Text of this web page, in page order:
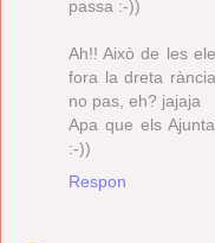
passa :-))
Ah!! Això de les
fora la dreta
no pas, eh? jajaja
Apa que els
:-))
Respon